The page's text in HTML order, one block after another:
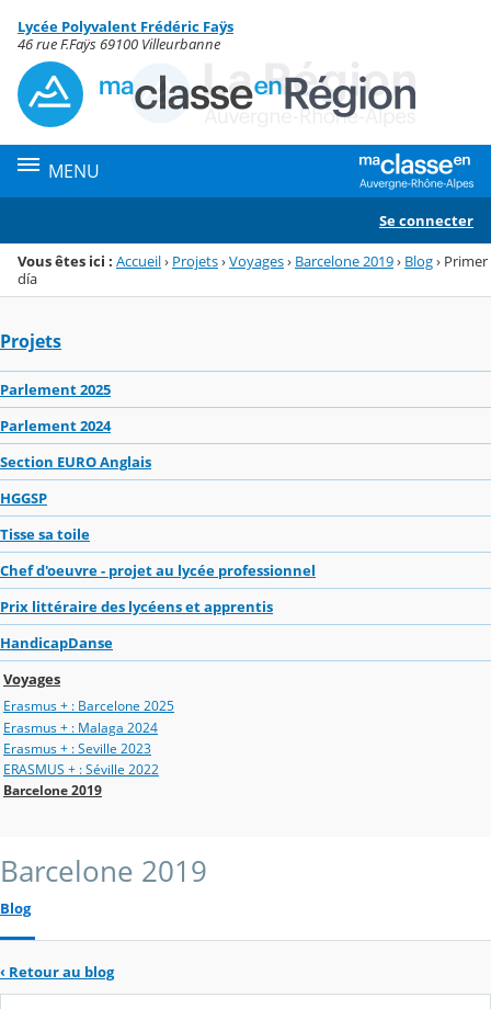
Menu de la rubrique
Contenu
Lycée Polyvalent Frédéric Faÿs
46 rue F.Faÿs 69100 Villeurbanne
MENU
Se connecter
Vous êtes ici : Accueil› Projets›Voyages› Barcelone 2019› Blog› Primer
día
Projets
Parlement 2025
Parlement 2024
Section EURO Anglais
HGGSP
Tisse sa toile
Chef d'oeuvre - projet au lycée professionnel
Prix littéraire des lycéens et apprentis
HandicapDanse
Voyages
Erasmus + : Barcelone 2025
Erasmus + : Malaga 2024
Erasmus + : Seville 2023
ERASMUS + : Séville 2022
Barcelone 2019
Barcelone 2019
Blog
‹ Retour au blog